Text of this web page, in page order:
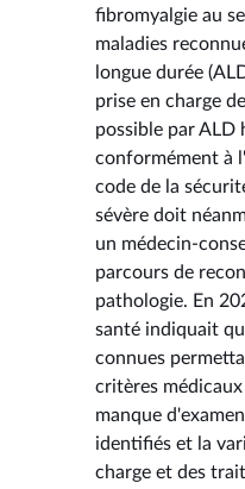
fibromyalgie au
maladies
longue durée
prise en charge
possible par ALD
conformément à
code de la
sévère doit
un médecin-
parcours de
pathologie. En
santé indiquait
connues
critères
manque
identifiés et la
charge et des